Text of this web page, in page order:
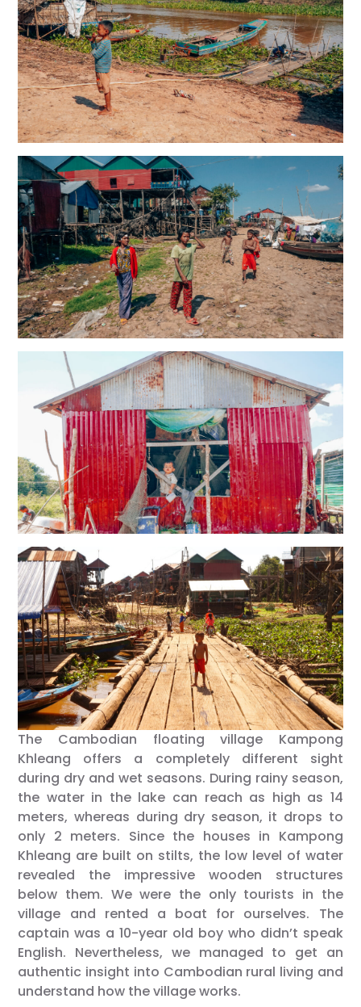
The Cambodian floating village Kampong
Khleang offers a completely different sight
during dry and wet seasons. During rainy season,
the water in the lake can reach as high as 14
meters, whereas during dry season, it drops to
only 2 meters. Since the houses in Kampong
Khleang are built on stilts, the low level of water
revealed the impressive wooden structures
below them. We were the only tourists in the
village and rented a boat for ourselves. The
captain was a 10-year old boy who didn’t speak
English. Nevertheless, we managed to get an
authentic insight into Cambodian rural living and
understand how the village works.